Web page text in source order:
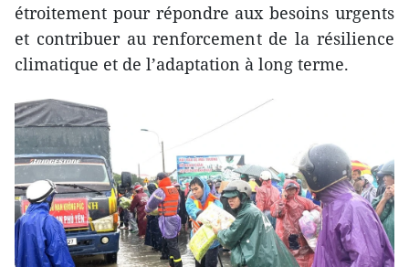
étroitement pour répondre aux besoins urgents
et contribuer au renforcement de la résilience
climatique et de l’adaptation à long terme.